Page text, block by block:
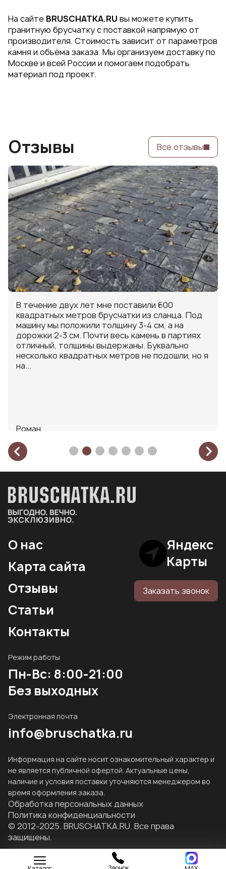
На сайте BRUSCHATKA.RU вы можете купить
гранитную брусчатку с поставкой напрямую от
производителя. Стоимость зависит от параметров
камня и объёма заказа. Мы организуем доставку по
Москве и всей России и помогаем подобрать
материал под проект.
Отзывы Все отзывы
В течение двух лет мне поставили 600
квадратных метров брусчатки из сланца. Под
машину мы положили толщину 3-4 см, а на
дорожки 2-3 см. Почти весь камень в партиях
отличный, толщины выдержаны. Буквально
несколько квадратных метров не подошли, но я
на...
Роман
Прочитать полностью
Режим работы
Пн-Вс: 8:00-21:00
Без выходных
О нас
Карта сайта
Отзывы
Статьи
Контакты
Заказать звонок
Яндекс
Карты
Информация на сайте носит ознакомительный характер и
не является публичной офертой. Актуальные цены,
наличие и условия поставки уточняются менеджером во
время оформления заказа.
Обработка персональных данных
Политика конфиденциальности
© 2012-2025. BRUSCHATKA.RU. Все права
защищены.
Электронная почта
info@bruschatka.ru